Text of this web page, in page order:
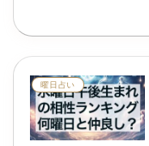
曜日占い